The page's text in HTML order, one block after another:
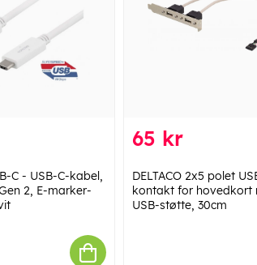
C - USB-C-kabel,
2, E-marker-
65 kr
DELTACO 2x5 polet
kontakt for hovedkort
USB-støtte, 30cm